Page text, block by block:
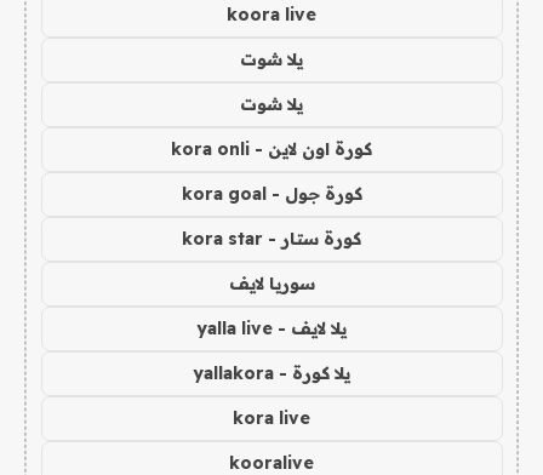
koora live
يلا شوت
يلا شوت
كورة اون لاين - kora onli
كورة جول - kora goal
كورة ستار - kora star
سوريا لايف
يلا لايف - yalla live
يلا كورة - yallakora
kora live
kooralive